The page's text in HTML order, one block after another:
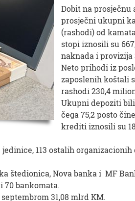
Dobit na prosječnu
prosječni ukupni
(rashodi) od
stopi iznosili su
naknada i provizija
Neto prihodi iz
zaposlenih koštali
rashodi 230,4
Ukupni depoziti
čega 75,2 posto
krediti iznosili su
113 ostalih organizacionih
štedionica, Nova banka i MF
70 bankomata.
31,08 mlrd KM.